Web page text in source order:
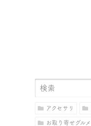
アクセサリ
お取り寄せグルメ